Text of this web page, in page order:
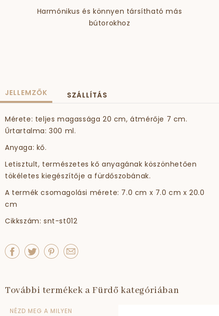
Harmónikus és könnyen társítható más
bútorokhoz
JELLEMZŐK SZÁLLÍTÁS
Mérete: teljes magassága 20 cm, átmérője 7 cm.
Űrtartalma: 300 ml.
Anyaga: kő.
Letisztult, természetes kő anyagának köszönhetően
tökéletes kiegészítője a fürdőszobának.
A termék csomagolási mérete: 7.0 cm x 7.0 cm x 20.0
cm
Cikkszám: snt-st012
További termékek a Fürdő kategóriában
NÉZD MEG A MILYEN